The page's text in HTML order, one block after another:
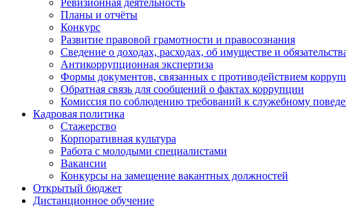
Ревизионная деятельность
Планы и отчёты
Конкурс
Развитие правовой грамотности и правосознания
Сведение о доходах, расходах, об имуществе и
Антикоррупционная экспертиза
Формы документов, связанных с противодействием
Обратная связь для сообщений о фактах коррупции
Комиссия по соблюдению требований к служебному
Кадровая политика
Стажерство
Корпоративная культура
Работа с молодыми специалистами
Вакансии
Конкурсы на замещение вакантных должностей
Открытый бюджет
Дистанционное обучение